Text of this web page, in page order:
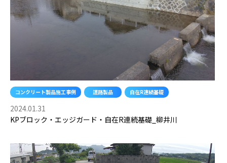
コンクリート製品施工事例 道路製品 自在R連続基礎
2024.01.31
KPブロック・エッジガード・自在R連続基礎_柳井川